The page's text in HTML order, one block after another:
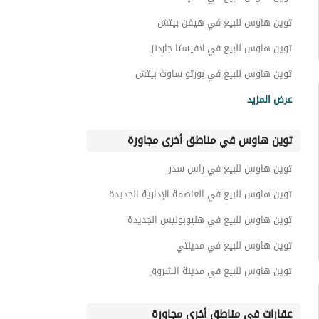
توين هاوس للبيع في هيفن بيتش
توين هاوس للبيع في لافيستا جاردنز
توين هاوس للبيع في بورتو ساوث بيتش
توين هاوس للبيع في لا فيستا 5
توين هاوس للبيع في نيو فينيسيا
توين هاوس للبيع في لا فيستا 6
عرض المزيد
توين هاوس في مناطق أخرى مجاورة
توين هاوس للبيع في راس سدر
توين هاوس للبيع في العاصمة الإدارية الجديدة
توين هاوس للبيع في هليوبوليس الجديدة
توين هاوس للبيع في مدينتي
توين هاوس للبيع في مدينة الشروق
عقارات في مناطق أخرى مجاورة